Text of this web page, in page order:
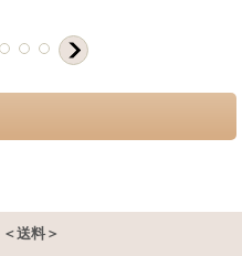
＜送料＞